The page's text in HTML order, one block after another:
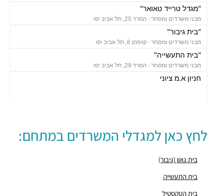
"מגדל טרייד טאואר"
מבני משרדים ומסחר · המרד 25, תל אביב יפו
"בית גיבור"
מבני משרדים ומסחר · קויפמן 6, תל אביב יפו
"בית התעשייה"
מבני משרדים ומסחר · המרד 29, תל אביב יפו
חניון א.מ ציוני
חניונים ·3Q76+XR תל אביב יפו
חניונים ·המרד 36, תל אביב יפו
חניונים ·3Q77+WR תל אביב יפו
לחץ כאן למגדלי המשרדים במתחם:
בית גאון (גיבור)
בית התעשייה
בית הטקסטיל